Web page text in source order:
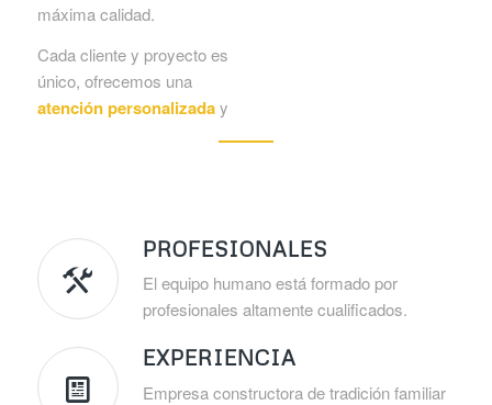
máxima calidad.
Cada cliente y proyecto es
único, ofrecemos una
atención personalizaday
PROFESIONALES
El equipo humano está formado por
profesionales altamente cualificados.
EXPERIENCIA
Empresa constructora de tradición familiar